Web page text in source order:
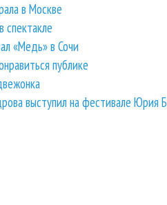
в Москве
спектакле
«Медь» в Сочи
публике
выступил на фестивале Юрия